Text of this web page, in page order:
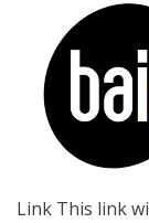
Link This link